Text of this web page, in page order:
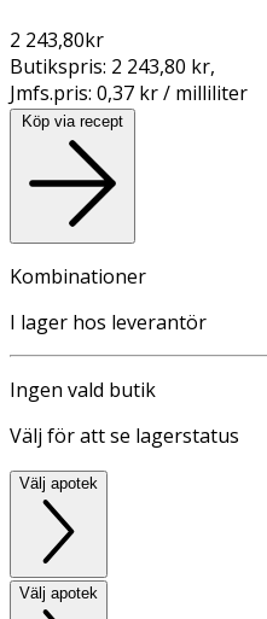
2 243,80kr
Butikspris: 2 243,80 kr,
Jmfs.pris: 0,37 kr / milliliter
Köp via recept
Kombinationer
I lager hos leverantör
Ingen vald butik
Välj för att se lagerstatus
Välj apotek
Välj apotek